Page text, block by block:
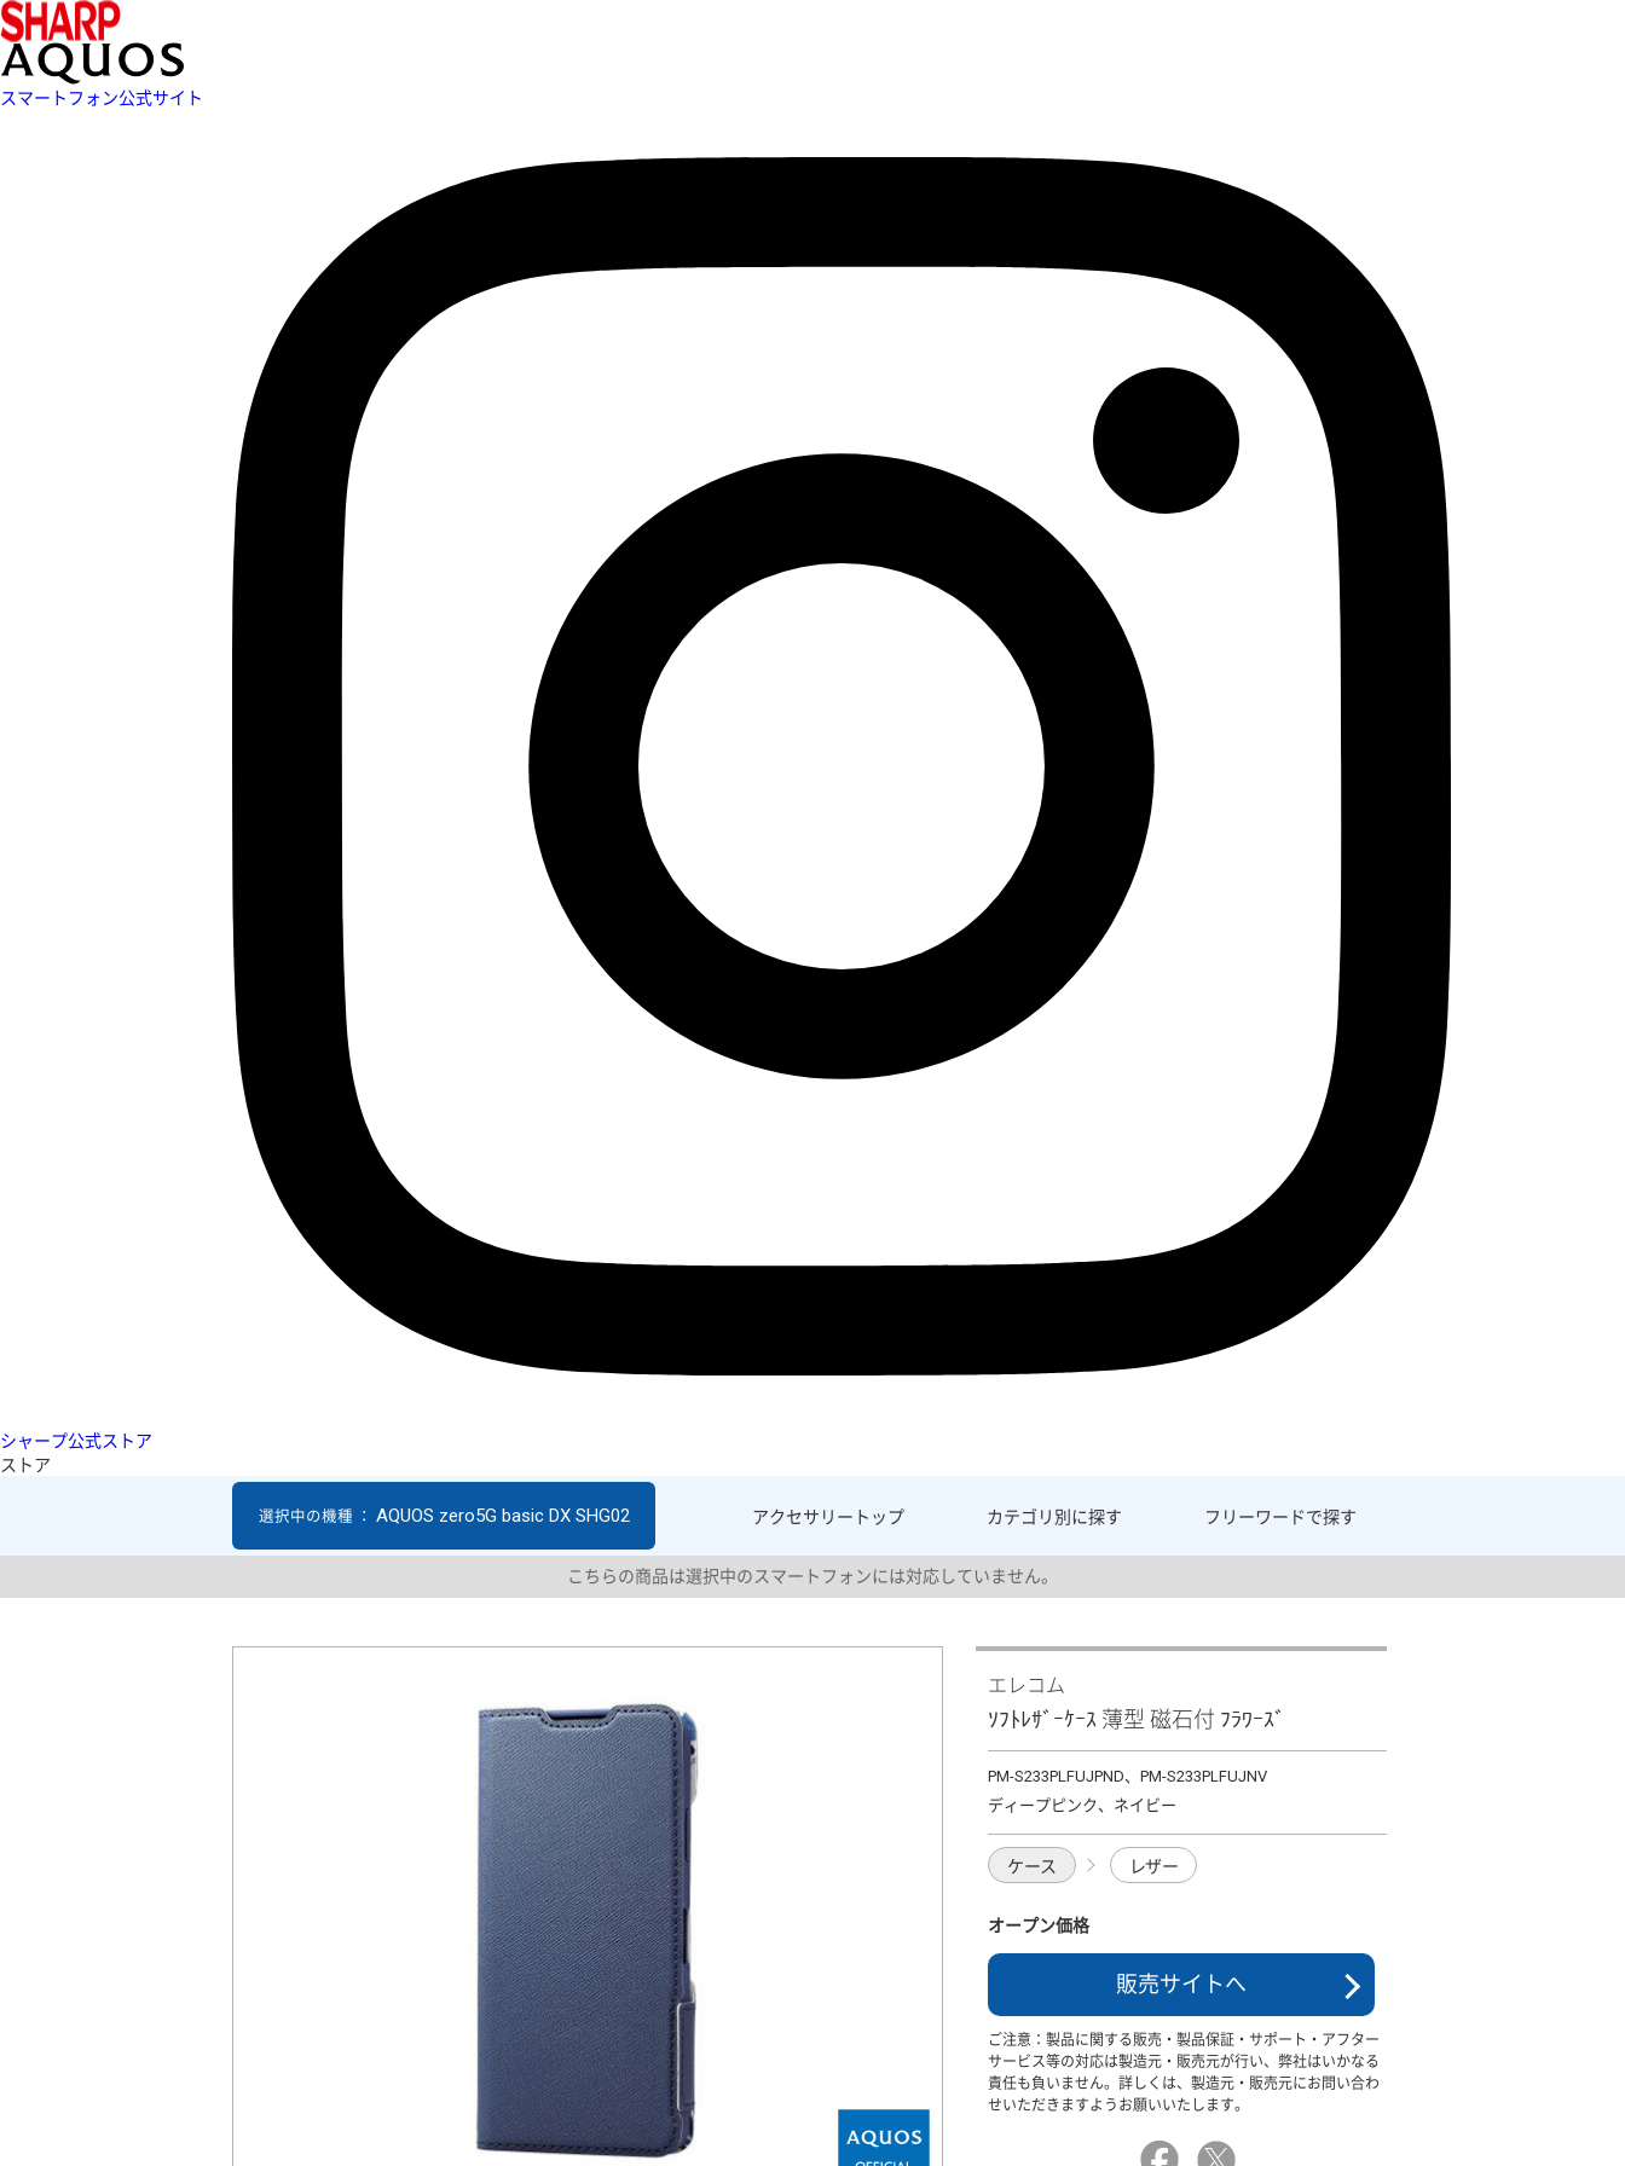
スマートフォン公式サイト
シャープ公式ストア
ストア
アクセサリー トップ カテゴリ別に探す フリーワードで探す
選択中の機種 ： AQUOS zero5G basic DX SHG02
こちらの商品は選択中のスマートフォンには対応していません。
エレコム
ｿﾌﾄﾚｻﾞｰｹｰｽ 薄型 磁石付 ﾌﾗﾜｰｽﾞ
PM-S233PLFUJPND、PM-S233PLFUJNV
ディープピンク、ネイビー
ケース レザー
オープン価格
販売サイトへ
ご注意：製品に関する販売・製品保証・サポート・アフター
サービス等の対応は製造元・販売元が行い、弊社はいかなる
責任も負いません。詳しくは、製造元・販売元にお問い合わ
せいただきますようお願いいたします。